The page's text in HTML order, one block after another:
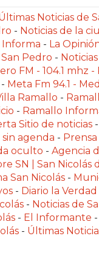
Noticias de
- Noticias de la
Informa - La
Pedro -
FM - 104.1 mhz -
- Meta Fm 94.1 -
Ramallo -
- Ramallo
Sitio de noticias -
agenda - Prensa
oculto - Agencia
SN | San Nicolás
San Nicolás -
- Diario la Verdad
- Noticias de
- El Informante -
- Últimas